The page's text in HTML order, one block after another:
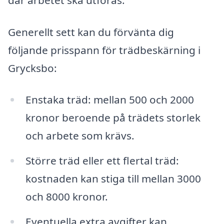
Generellt sett kan du förvänta dig
följande prisspann för trädbeskärning i
Grycksbo:
Enstaka träd: mellan 500 och 2000
kronor beroende på trädets storlek
och arbete som krävs.
Större träd eller ett flertal träd:
kostnaden kan stiga till mellan 3000
och 8000 kronor.